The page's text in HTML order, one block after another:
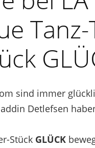
sind immer
Detlefsen
Stück GLÜCK